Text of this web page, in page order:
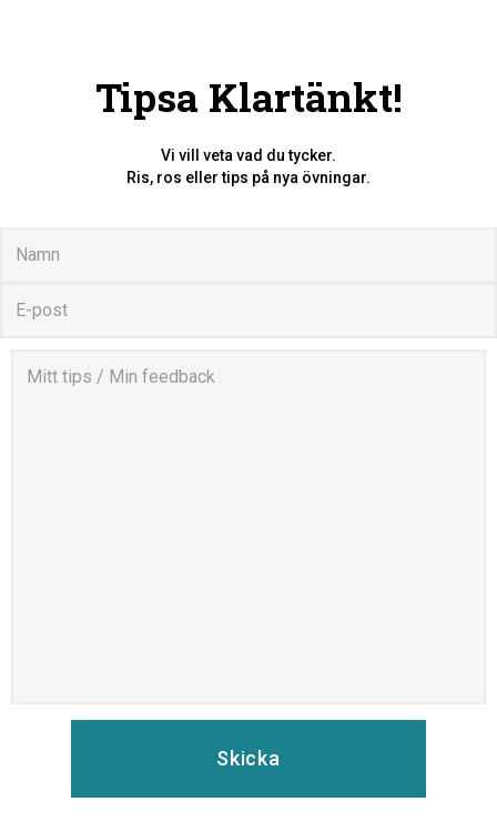
Tipsa Klartänkt!
Vi vill veta vad du tycker.
Ris, ros eller tips på nya övningar.